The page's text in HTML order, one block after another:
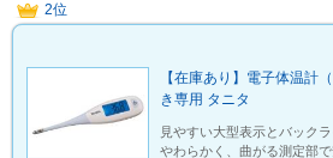
2位
【在庫あり】電子体温計
き専用 タニタ
見やすい大型表示とバックラ
やわらかく、曲がる測定部